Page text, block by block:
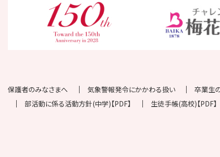
保護者のみなさまへ 気象警報発令にかかわる扱い
卒業生
部活動に係る活動方針(中学)【PDF】
生徒手帳(高校)【PDF】